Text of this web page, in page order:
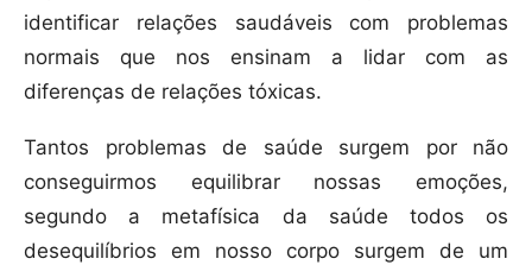
identificar relações saudáveis com problemas
normais que nos ensinam a lidar com as
diferenças de relações tóxicas.
Tantos problemas de saúde surgem por não
conseguirmos equilibrar nossas emoções,
segundo a metafísica da saúde todos os
desequilíbrios em nosso corpo surgem de um